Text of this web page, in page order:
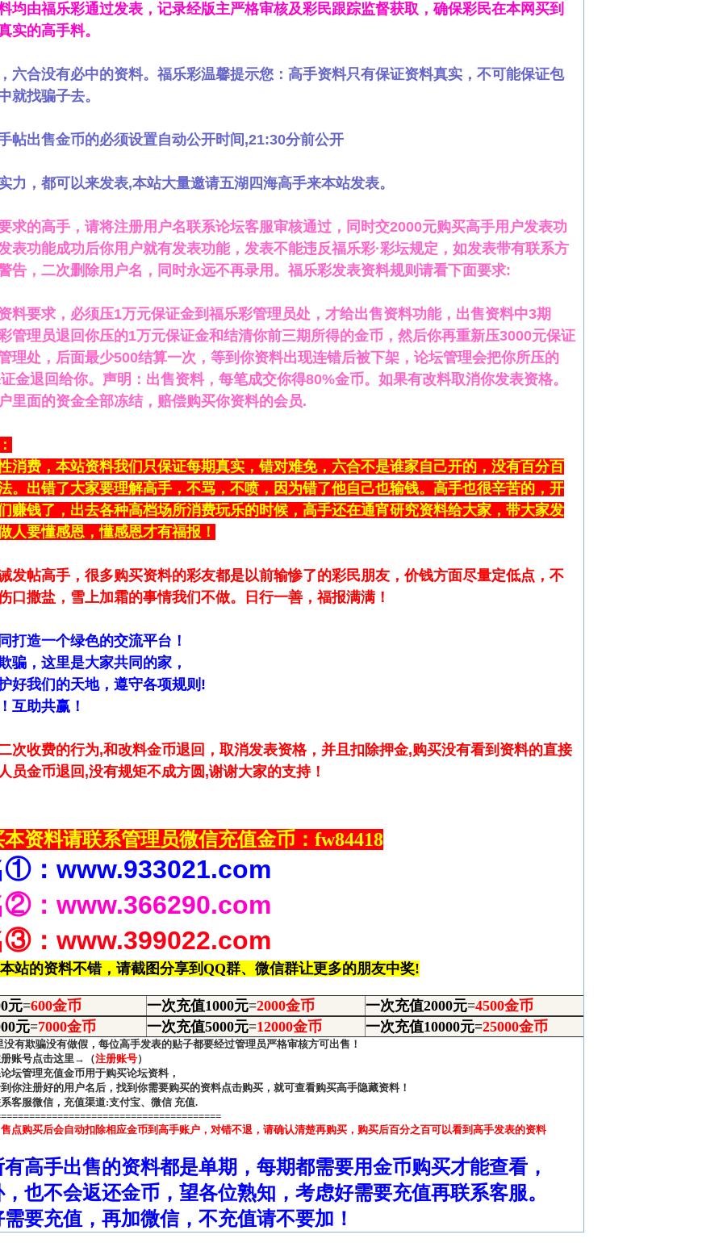
均由福乐彩通过发表，记录经版主严格审核及彩民跟踪监督获取，确保彩民在本网买到
实的高手料。
六合没有必中的资料。福乐彩温馨提示您：高手资料只有保证资料真实，不可能保证包
就找骗子去。
帖出售金币的必须设置自动公开时间,21:30分前公开
力，都可以来发表,本站大量邀请五湖四海高手来本站发表。
求的高手，请将注册用户名联系论坛客服审核通过，同时交2000元购买高手用户发表功
表功能成功后你用户就有发表功能，发表不能违反福乐彩·彩坛规定，如发表带有联系方
告，二次删除用户名，同时永远不再录用。福乐彩发表资料规则请看下面要求:
料要求，必须压1万元保证金到福乐彩管理员处，才给出售资料功能，出售资料中3期
管理员退回你压的1万元保证金和结清你前三期所得的金币，然后你再重新压3000元保证
理处，后面最少500结算一次，等到你资料出现连错后被下架，论坛管理会把你所压的
金退回给你。声明：出售资料，每笔成交你得80%金币。如果有改料取消你发表资格。
里面的资金全部冻结，赔偿购买你资料的会员.
消费，本站资料我们只保证每期真实，错对难免，六合不是谁家自己开的，没有百分百
。出错了大家要理解高手，不骂，不喷，因为错了他自己也输钱。高手也很辛苦的，开
赚钱了，出去各种高档场所消费玩乐的时候，高手还在通宵研究资料给大家，带大家发
人要懂感恩，懂感恩才有福报！
发帖高手，很多购买资料的彩友都是以前输惨了的彩民朋友，价钱方面尽量定低点，不
口撒盐，雪上加霜的事情我们不做。日行一善，福报满满！
打造一个绿色的交流平台！
骗，这里是大家共同的家，
好我们的天地，遵守各项规则!
互助共赢！
次收费的行为,和改料金币退回，取消发表资格，并且扣除押金,购买没有看到资料的直接
员金币退回,没有规矩不成方圆,谢谢大家的支持！
资料请联系管理员微信充值金币：fw84418
： www.933021.com
： www.366290.com
： www.399022.com
站的资料不错，请截图分享到QQ群、微信群让更多的朋友中奖!
元=600金币 一次充值1000元=2000金币 一次充值2000元=4500金币
元=7000金币 一次充值5000元=12000金币 一次充值10000元=25000金币
有欺骗没有做假，每位高手发表的贴子都要经过管理员严格审核方可出售！
账号点击这里→
（注册账号）
坛管理充值金币用于购买论坛资料，
你注册好的用户名后，找到你需要购买的资料点击购买，就可查看购买高手隐藏资料！
客服微信，充值渠道:支付宝、微信 充值.
点购买后会自动扣除相应金币到高手账户，对错不退，请确认清楚再购买，购买后百分之百可以看到高手发表的资料
高手出售的资料都是单期，每期都需要用金币购买才能查看，
也不会返还金币，望各位熟知，考虑好需要充值再联系客服。
要充值，再加微信，不充值请不要加！